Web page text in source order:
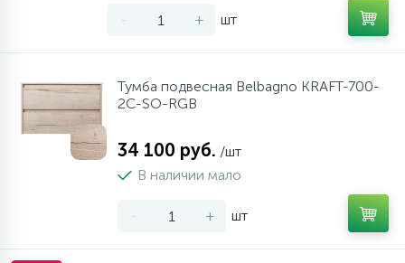
- + шт
Тумба подвесная Belbagno KRAFT-700-
2C-SO-RGB
34 100 руб. /шт
В наличии мало
- + шт